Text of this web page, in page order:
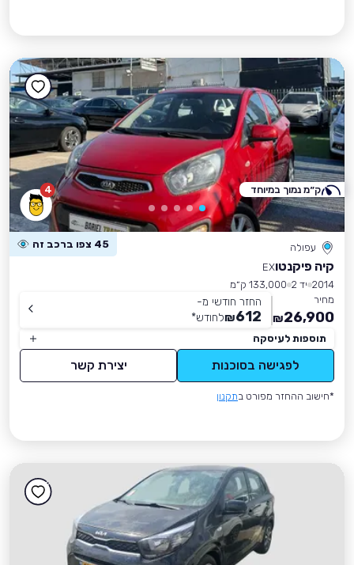
4
עפולה 45 צפו ברכב זה
קיה פיקנטוEX
2014 יד 2
133,000 ק״מ
מחיר
26,900
₪
החזר חודשי מ-
612
₪לחודש*
תוספות לעיסקה
לפגישה בסוכנות יצירת קשר
*חישוב ההחזר מפורט בתקנון
ק״מ נמוך במיוחד